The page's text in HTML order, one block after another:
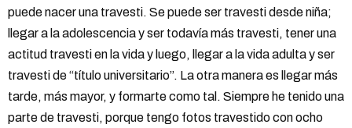
puede nacer una travesti. Se puede ser travesti desde niña;
llegar a la adolescencia y ser todavía más travesti, tener una
actitud travesti en la vida y luego, llegar a la vida adulta y ser
travesti de “título universitario”. La otra manera es llegar más
tarde, más mayor, y formarte como tal. Siempre he tenido una
parte de travesti, porque tengo fotos travestido con ocho